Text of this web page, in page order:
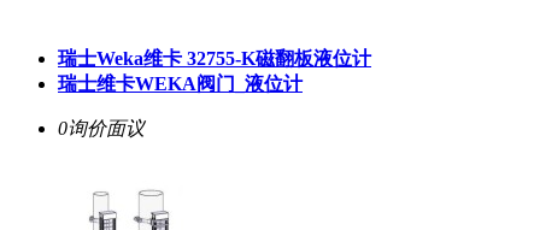
瑞士Weka维卡 32755-K磁翻板液位计
瑞士维卡WEKA阀门_液位计
0询价面议